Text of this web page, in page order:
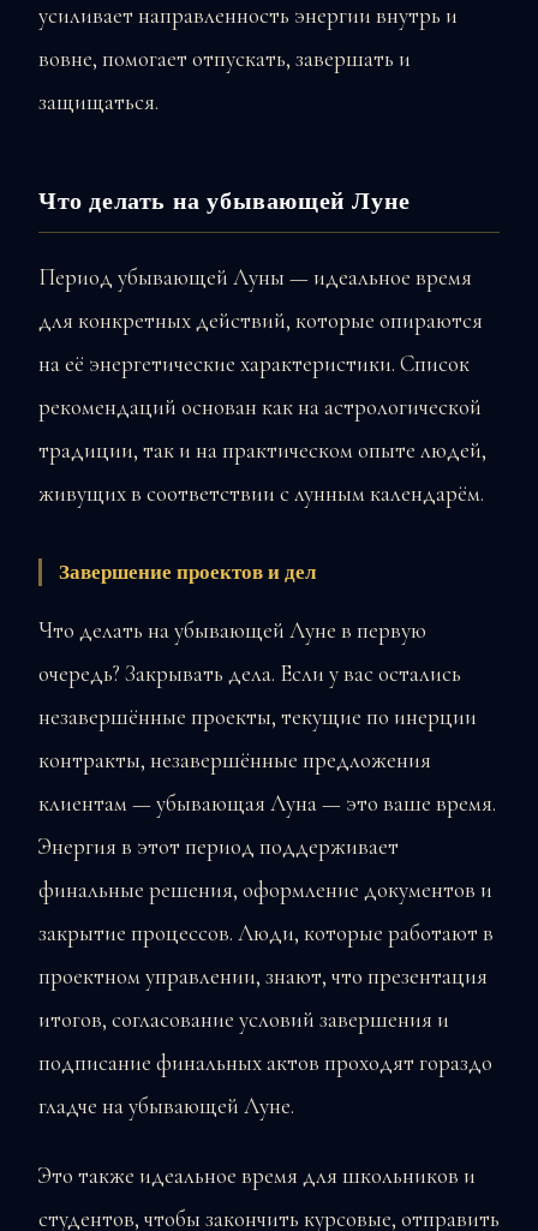
усиливает направленность энергии внутрь и
вовне, помогает отпускать, завершать и
защищаться.
Что делать на убывающей Луне
Период убывающей Луны — идеальное время
для конкретных действий, которые опираются
на её энергетические характеристики. Список
рекомендаций основан как на астрологической
традиции, так и на практическом опыте людей,
живущих в соответствии с лунным календарём.
Завершение проектов и дел
Что делать на убывающей Луне в первую
очередь? Закрывать дела. Если у вас остались
незавершённые проекты, текущие по инерции
контракты, незавершённые предложения
клиентам — убывающая Луна — это ваше время.
Энергия в этот период поддерживает
финальные решения, оформление документов и
закрытие процессов. Люди, которые работают в
проектном управлении, знают, что презентация
итогов, согласование условий завершения и
подписание финальных актов проходят гораздо
гладче на убывающей Луне.
Это также идеальное время для школьников и
студентов, чтобы закончить курсовые, отправить